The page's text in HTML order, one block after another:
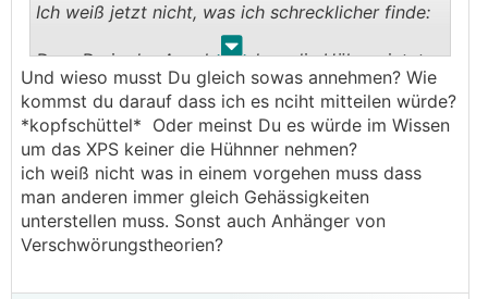
. .
Ich weiß jetzt nicht, was ich schrecklicher finde:
Dass Du in der Annahme, dass die Hühner jetzt
gesundheitsschädliche Eier legen könnten, die
Tiere jemand anders schenken würdest, der die
Eier dann nichts Böses ahnend essen würde. Sich
selber um die unangenehmen Konsequenzen
drücken und anderen noch schaden -🤬
Ich kann gar nicht so viel essen, wie ich kotzen
möchte. 🤮🤮🤮
Und wieso musst Du gleich sowas annehmen? Wie
kommst du darauf dass ich es nciht mitteilen würde?
*kopfschüttel* Oder meinst Du es würde im Wissen
um das XPS keiner die Hühnner nehmen?
ich weiß nicht was in einem vorgehen muss dass
man anderen immer gleich Gehässigkeiten
unterstellen muss. Sonst auch Anhänger von
Verschwörungstheorien?